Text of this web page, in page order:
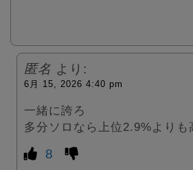
匿名 より:
6月 15, 2026 4:40 pm
一緒に誇ろ
多分ソロなら上位2.9%よりも
8